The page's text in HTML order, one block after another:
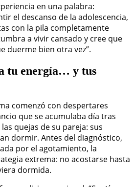
en una palabra:
el descanso de la adolescencia,
con la pila completamente
a vivir cansado y cree que
duerme bien otra vez”.
tu energía… y tus
comenzó con despertares
que se acumulaba día tras
quejas de su pareja: sus
dormir. Antes del diagnóstico,
por el agotamiento, la
extrema: no acostarse hasta
dormida.